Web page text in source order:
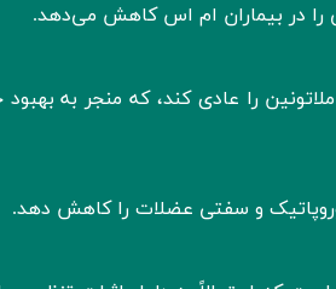
را در بیماران ام اس کاهش می‌دهد.
را عادی کند، که منجر به بهبود
و سفتی عضلات را کاهش دهد.